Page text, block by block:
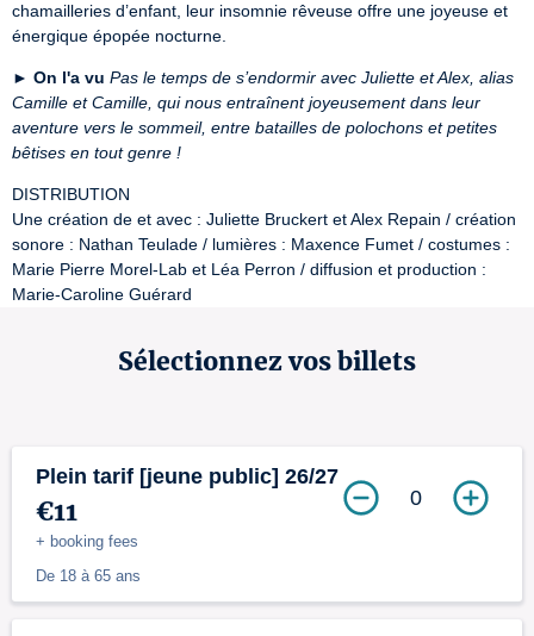
chamailleries d’enfant, leur insomnie rêveuse offre une joyeuse et
énergique épopée nocturne.
► On l'a vu Pas le temps de s’endormir avec Juliette et Alex, alias
Camille et Camille, qui nous entraînent joyeusement dans leur
aventure vers le sommeil, entre batailles de polochons et petites
bêtises en tout genre !
DISTRIBUTION
Une création de et avec : Juliette Bruckert et Alex Repain / création
sonore : Nathan Teulade / lumières : Maxence Fumet / costumes :
Marie Pierre Morel-Lab et Léa Perron / diffusion et production :
Marie-Caroline Guérard
Sélectionnez vos billets
Plein tarif [jeune public] 26/27
€11
+ booking fees
De 18 à 65 ans
0